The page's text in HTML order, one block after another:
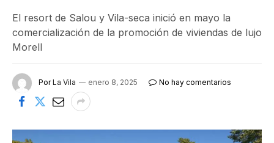
El resort de Salou y Vila-seca inició en mayo la
comercialización de la promoción de viviendas de lujo
Morell
Por La Vila enero 8, 2025 No hay comentarios